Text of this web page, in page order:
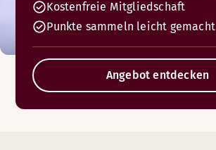
Kostenfreie Mitgliedschaft
Punkte sammeln leicht gemacht
Angebot entdecken